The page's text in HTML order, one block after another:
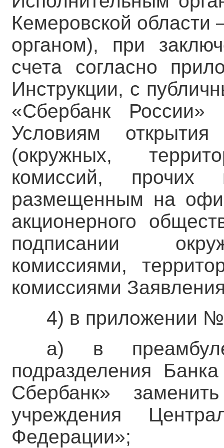
Кемеровской области
органом), при
счета согласно
Инструкции, с
«Сбербанк
Условиям
(окружных,
комиссий, прочих
размещенным на
акционерного
подписании
комиссиями,
комиссиями
4) в приложении
а) в
подразделения
Сбербанк»
учреждения
Федерации»;